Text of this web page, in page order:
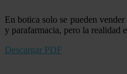
En botica solo se pueden
y parafarmacia, pero la realidad
Descargar PDF